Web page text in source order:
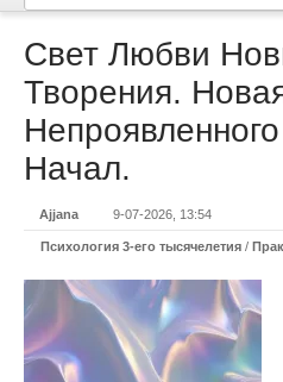
Свет Любви
Творения.
Начал.
Ajjana 9-07-2026, 13:54
Психология 3-его тысячелетия /